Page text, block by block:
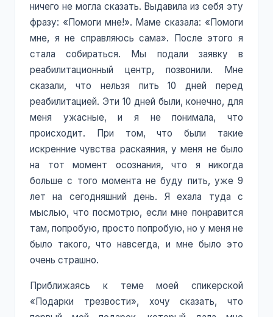
ничего не могла сказать. Выдавила из себя эту
фразу: «Помоги мне!». Маме сказала: «Помоги
мне, я не справляюсь сама». После этого я
стала собираться. Мы подали заявку в
реабилитационный центр, позвонили. Мне
сказали, что нельзя пить 10 дней перед
реабилитацией. Эти 10 дней были, конечно, для
меня ужасные, и я не понимала, что
происходит. При том, что были такие
искренние чувства раскаяния, у меня не было
на тот момент осознания, что я никогда
больше с того момента не буду пить, уже 9
лет на сегодняшний день. Я ехала туда с
мыслью, что посмотрю, если мне понравится
там, попробую, просто попробую, но у меня не
было такого, что навсегда, и мне было это
очень страшно.
Приближаясь к теме моей спикерской
«Подарки трезвости», хочу сказать, что